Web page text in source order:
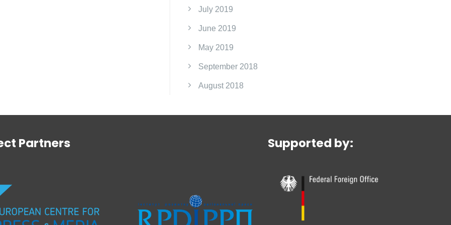
July 2019
June 2019
May 2019
September 2018
August 2018
Partners Supported by: